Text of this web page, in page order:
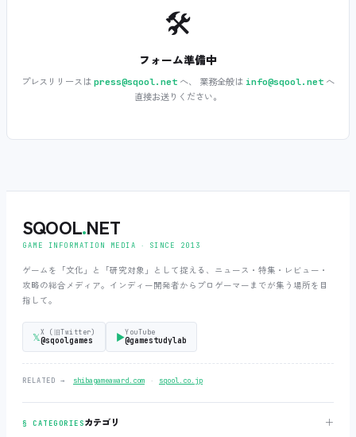
🛠️
フォーム準備中
プレスリリースは press@sqool.net へ、 業務全般は info@sqool.net へ
直接お送りください。
SQOOL.NET
GAME INFORMATION MEDIA ‧ SINCE 2013
ゲームを「文化」と「研究対象」として捉える、ニュース・特集・レビュー・
攻略の総合メディア。インディー開発者からプロゲーマーまでが集う場所を目
指して。
𝕏X (旧Twitter)
@sqoolgames ▶YouTube
@gamestudylab
RELATED → shibagameaward.com ‧ sqool.co.jp
§ CATEGORIESカテゴリ ＋